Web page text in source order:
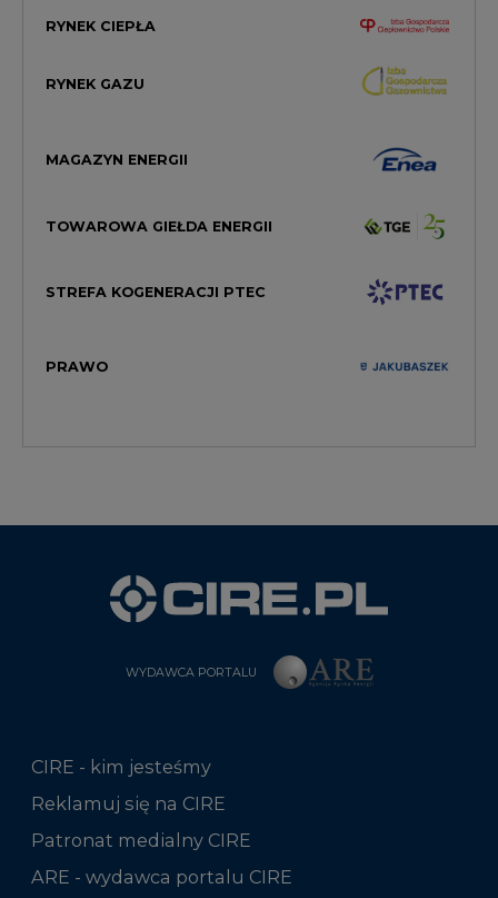
RYNEK CIEPŁA
RYNEK GAZU
MAGAZYN ENERGII
TOWAROWA GIEŁDA ENERGII
STREFA KOGENERACJI PTEC
PRAWO
WYDAWCA PORTALU
CIRE - kim jesteśmy
Reklamuj się na CIRE
Patronat medialny CIRE
ARE - wydawca portalu CIRE